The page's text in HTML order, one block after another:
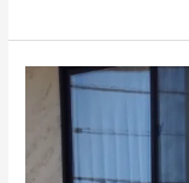
10/25(水)